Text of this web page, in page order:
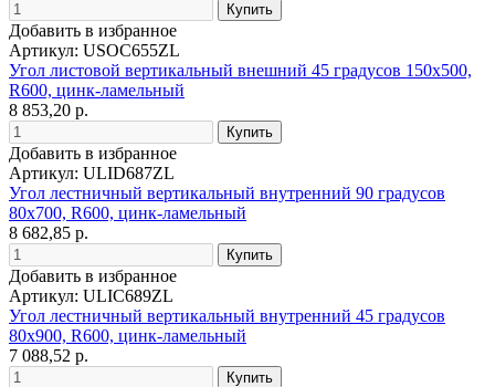
Добавить в избранное
Артикул: USOC655ZL
Угол листовой вертикальный внешний 45 градусов 150х500,
R600, цинк-ламельный
8 853,20 р.
Добавить в избранное
Артикул: ULID687ZL
Угол лестничный вертикальный внутренний 90 градусов
80х700, R600, цинк-ламельный
8 682,85 р.
Добавить в избранное
Артикул: ULIC689ZL
Угол лестничный вертикальный внутренний 45 градусов
80х900, R600, цинк-ламельный
7 088,52 р.